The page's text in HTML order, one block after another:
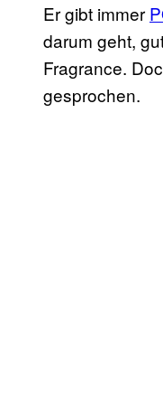
Er gibt immer
darum geht,
Fragrance.
gesprochen.